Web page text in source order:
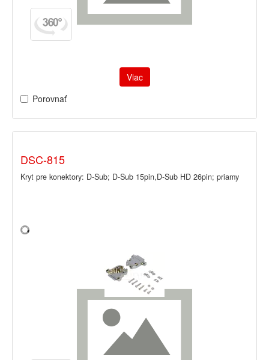
Viac
Porovnať
DSC-815
Kryt pre konektory: D-Sub; D-Sub 15pin,D-Sub HD 26pin; priamy